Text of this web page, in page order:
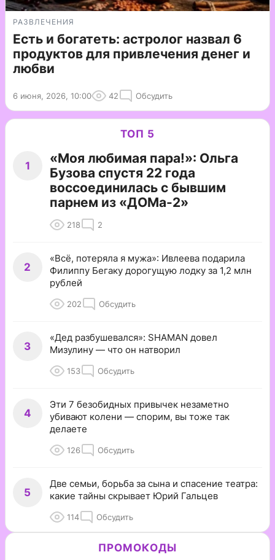
РАЗВЛЕЧЕНИЯ
Есть и богатеть: астролог назвал 6
продуктов для привлечения денег и
любви
6 июня, 2026, 10:00 42 Обсудить
ТОП 5
1
«Моя любимая пара!»: Ольга
Бузова спустя 22 года
воссоединилась с бывшим
парнем из «ДОМа-2»
218 2
2
«Всё, потеряла я мужа»: Ивлеева подарила
Филиппу Бегаку дорогущую лодку за 1,2 млн
рублей
202 Обсудить
3
«Дед разбушевался»: SHAMAN довел
Мизулину — что он натворил
153 Обсудить
4
Эти 7 безобидных привычек незаметно
убивают колени — спорим, вы тоже так
делаете
126 Обсудить
5
Две семьи, борьба за сына и спасение театра:
какие тайны скрывает Юрий Гальцев
114 Обсудить
ПРОМОКОДЫ